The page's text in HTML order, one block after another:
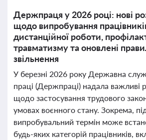
Держпраця у 2026 році: нові
щодо випробування
дистанційної роботи,
травматизму та оновлені
звільнення
У березні 2026 року Державна
праці (Держпраці) надала важливі
щодо застосування трудового
умовах воєнного стану. Зокрема,
випробувальний термін може
будь-яких категорій працівників,